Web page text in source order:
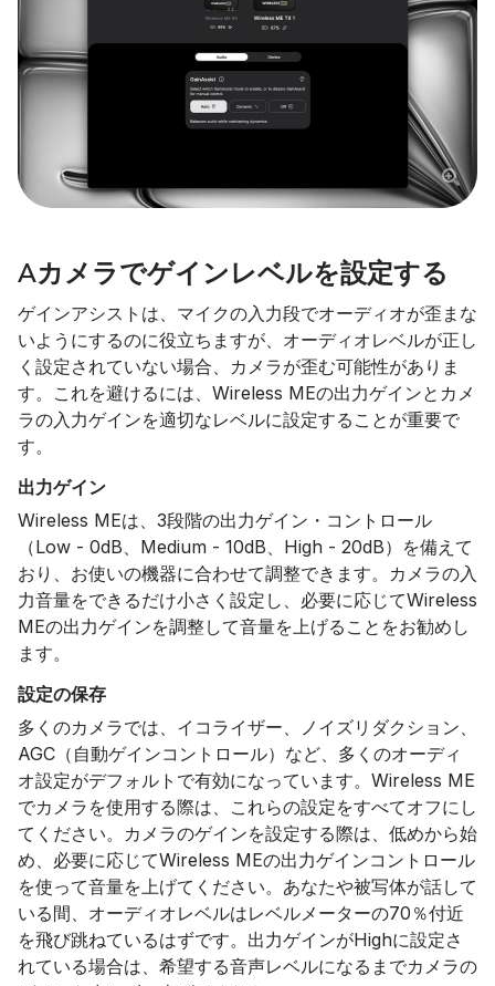
Aカメラでゲインレベルを設定する
ゲインアシストは、マイクの入力段でオーディオが歪まな
いようにするのに役立ちますが、オーディオレベルが正し
く設定されていない場合、カメラが歪む可能性がありま
す。これを避けるには、Wireless MEの出力ゲインとカメ
ラの入力ゲインを適切なレベルに設定することが重要で
す。
出力ゲイン
Wireless MEは、3段階の出力ゲイン・コントロール
（Low - 0dB、Medium - 10dB、High - 20dB）を備えて
おり、お使いの機器に合わせて調整できます。カメラの入
力音量をできるだけ小さく設定し、必要に応じてWireless
MEの出力ゲインを調整して音量を上げることをお勧めし
ます。
設定の保存
多くのカメラでは、イコライザー、ノイズリダクション、
AGC（自動ゲインコントロール）など、多くのオーディ
オ設定がデフォルトで有効になっています。Wireless ME
でカメラを使用する際は、これらの設定をすべてオフにし
てください。カメラのゲインを設定する際は、低めから始
め、必要に応じてWireless MEの出力ゲインコントロール
を使って音量を上げてください。あなたや被写体が話して
いる間、オーディオレベルはレベルメーターの70％付近
を飛び跳ねているはずです。出力ゲインがHighに設定さ
れている場合は、希望する音声レベルになるまでカメラの